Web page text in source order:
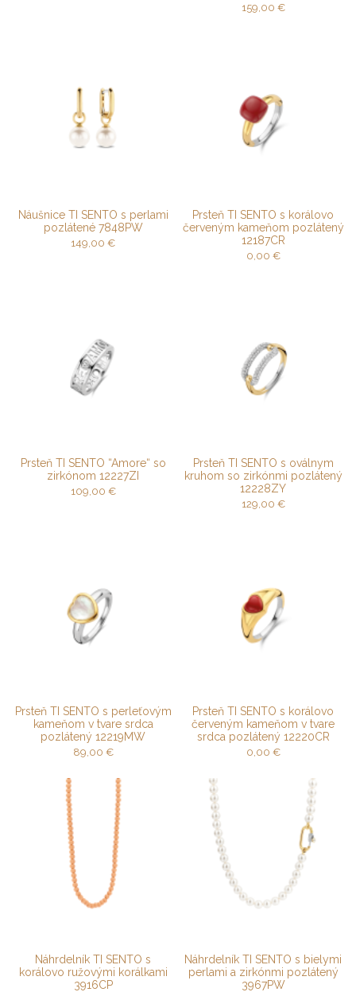
159,00 €
Náušnice TI SENTO s perlami
pozlátené 7848PW
149,00 €
Prsteň TI SENTO s korálovo
červeným kameňom pozlátený
12187CR
0,00 €
Prsteň TI SENTO “Amore“ so
zirkónom 12227ZI
109,00 €
Prsteň TI SENTO s oválnym
kruhom so zirkónmi pozlátený
12228ZY
129,00 €
Prsteň TI SENTO s perleťovým
kameňom v tvare srdca
pozlátený 12219MW
89,00 €
Prsteň TI SENTO s korálovo
červeným kameňom v tvare
srdca pozlátený 12220CR
0,00 €
Náhrdelník TI SENTO s
korálovo ružovými korálkami
3916CP
Náhrdelník TI SENTO s bielymi
perlami a zirkónmi pozlátený
3967PW